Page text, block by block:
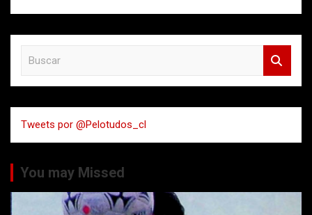
a
r
Tweets por @Pelotudos_cl
You may Missed